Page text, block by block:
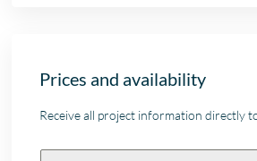
Prices and availability
Receive all project information directly